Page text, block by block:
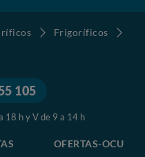
Frigoríficos
105
18 h y V de 9 a 14 h
OFERTAS-OCU